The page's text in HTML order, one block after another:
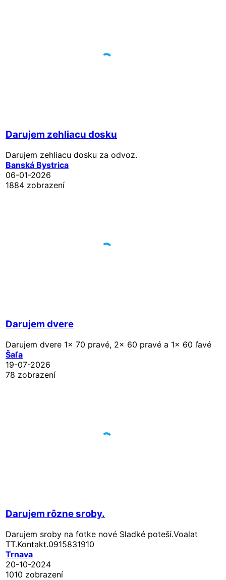
Darujem zehliacu dosku
Darujem zehliacu dosku za odvoz.
Banská Bystrica
06-01-2026
1884 zobrazení
Darujem dvere
Darujem dvere 1x 70 pravé, 2x 60 pravé a 1x 60 ľavé
Šaľa
19-07-2026
78 zobrazení
Darujem rôzne sroby.
Darujem sroby na fotke nové Sladké poteší.Voalat
TT.Kontakt.0915831910
Trnava
20-10-2024
1010 zobrazení